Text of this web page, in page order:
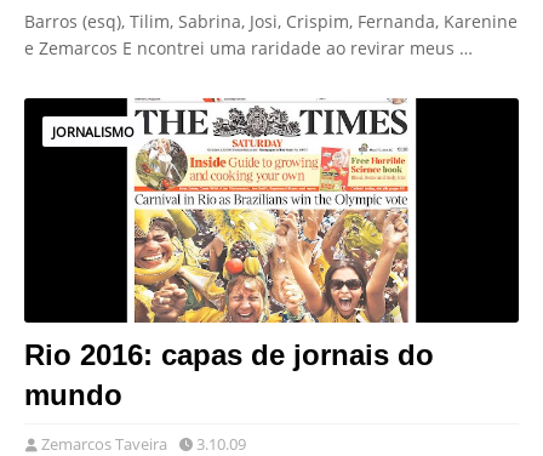
Barros (esq), Tilim, Sabrina, Josi, Crispim, Fernanda, Karenine
e Zemarcos E ncontrei uma raridade ao revirar meus …
JORNALISMO
Rio 2016: capas de jornais do
mundo
Zemarcos Taveira 3.10.09